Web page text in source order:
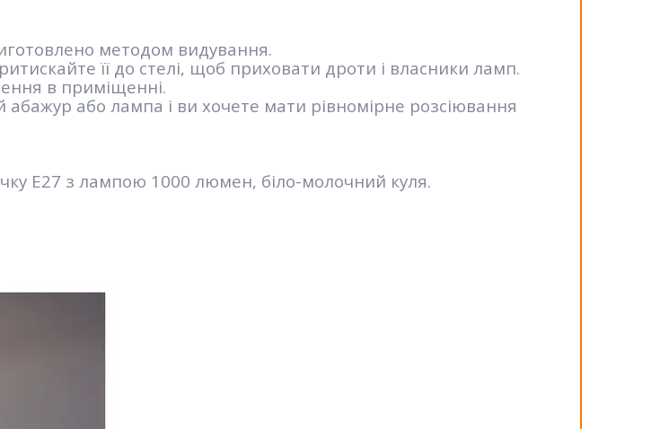
методом видування.
її до стелі, щоб приховати дроти і власники ламп.
в приміщенні.
або лампа і ви хочете мати рівномірне розсіювання
E27 з лампою 1000 люмен, біло-молочний куля.